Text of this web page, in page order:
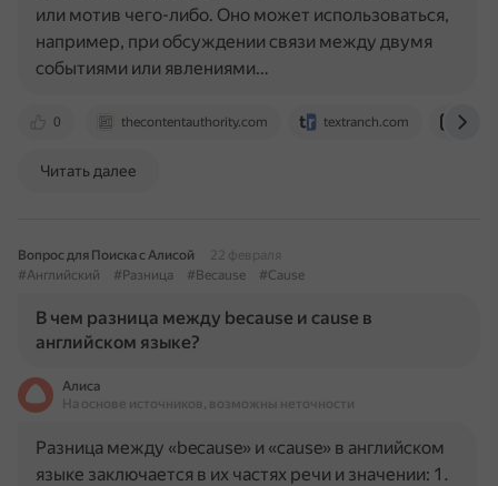
0 thecontentauthority.com textranch.com
или мотив чего-либо. Оно может использоваться,
например, при обсуждении связи между двумя
событиями или явлениями…
Читать далее
Вопрос для Поиска с Алисой
22 февраля
#Английский
#Разница #Because #Cause
В чем разница между because и cause в
английском языке?
Алиса
На основе источников, возможны неточности
Разница между «because» и «cause» в английском
языке заключается в их частях речи и значении: 1.